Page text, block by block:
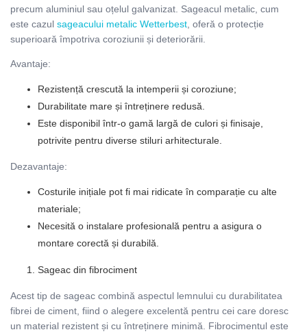
precum aluminiul sau oțelul galvanizat. Sageacul metalic, cum
este cazul sageacului metalic Wetterbest , oferă o protecție
superioară împotriva coroziunii și deteriorării.
Avantaje:
Rezistență crescută la intemperii și coroziune;
Durabilitate mare și întreținere redusă.
Este disponibil într-o gamă largă de culori și finisaje,
potrivite pentru diverse stiluri arhitecturale.
Dezavantaje:
Costurile inițiale pot fi mai ridicate în comparație cu alte
materiale;
Necesită o instalare profesională pentru a asigura o
montare corectă și durabilă.
Sageac din fibrociment
Acest tip de sageac combină aspectul lemnului cu durabilitatea
fibrei de ciment, fiind o alegere excelentă pentru cei care doresc
un material rezistent și cu întreținere minimă. Fibrocimentul este